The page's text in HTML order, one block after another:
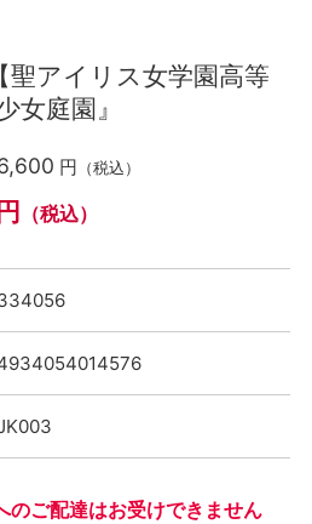
聖アイリス女学園高等
女庭園』
円 （税込）
円 （税込）
のご配達はお受けできません